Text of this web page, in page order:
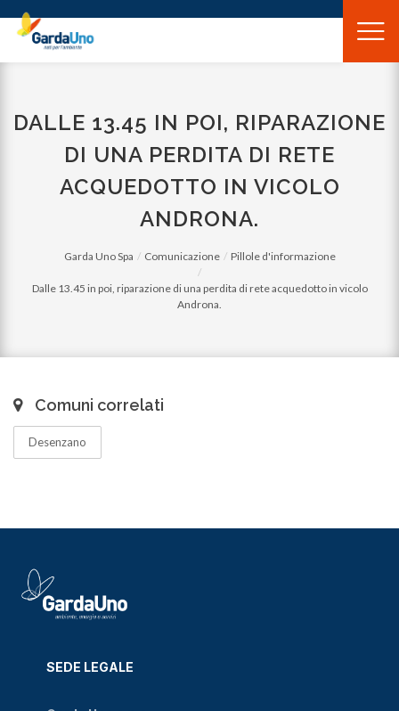
Gardauno
Spa
DALLE 13.45 IN POI, RIPARAZIONE
DI UNA PERDITA DI RETE
ACQUEDOTTO IN VICOLO
ANDRONA.
Garda Uno Spa Comunicazione Pillole d'informazione
Dalle 13.45 in poi, riparazione di una perdita di rete acquedotto in vicolo
Androna.
Comuni correlati
Desenzano
SEDE LEGALE